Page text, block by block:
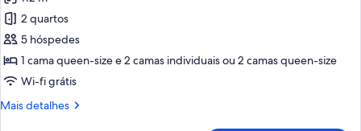
imagens
de
Apartamento
Superior,
quartos
2 quartos
5 hóspedes
1 cama queen-size e 2 camas individuais ou 2 camas queen-size
Wi-fi grátis
Mais detalhes
Mais